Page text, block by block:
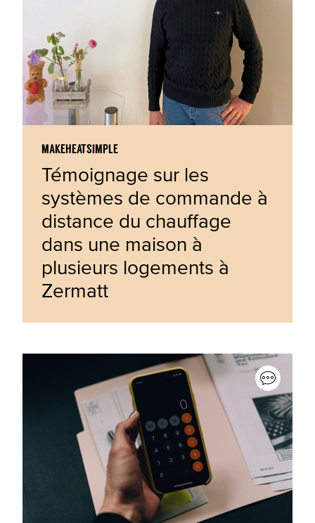
MAKEHEATSIMPLE
Témoignage sur les
systèmes de commande à
distance du chauffage
dans une maison à
plusieurs logements à
Zermatt